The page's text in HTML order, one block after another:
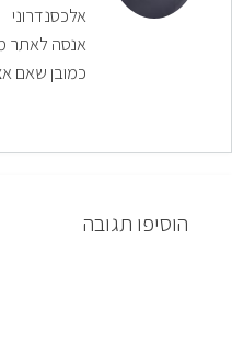
אלכסנדרוני
אנסה לאתר
כמובן שאם
הוסיפו תגובה